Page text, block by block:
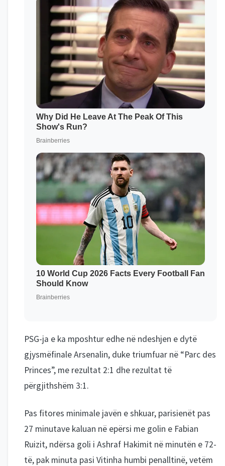
PSG-ja e ka mposhtur edhe në ndeshjen e dytë
gjysmëfinale Arsenalin, duke triumfuar në “Parc des
Princes”, me rezultat 2:1 dhe rezultat të
përgjithshëm 3:1.
Pas fitores minimale javën e shkuar, parisienët pas
27 minutave kaluan në epërsi me golin e Fabian
Ruizit, ndërsa goli i Ashraf Hakimit në minutën e 72-
të, pak minuta pasi Vitinha humbi penalltinë, vetëm